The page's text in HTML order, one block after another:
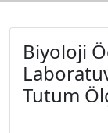
Biyoloji
Tutum